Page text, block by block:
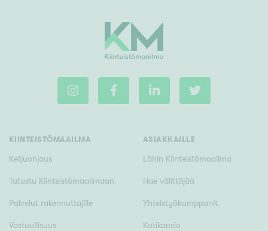
Välttävä
Ominaisuudet
Hissi
KIINTEISTÖMAAILMA
Ketjuohjaus
Tutustu Kiinteistömaailmaan
Palvelut rakennuttajille
Vastuullisuus
ASIAKKAILLE
Lähin Kiinteistömaailma
Hae välittäjää
Yhteistyökumppanit
Kotikansio